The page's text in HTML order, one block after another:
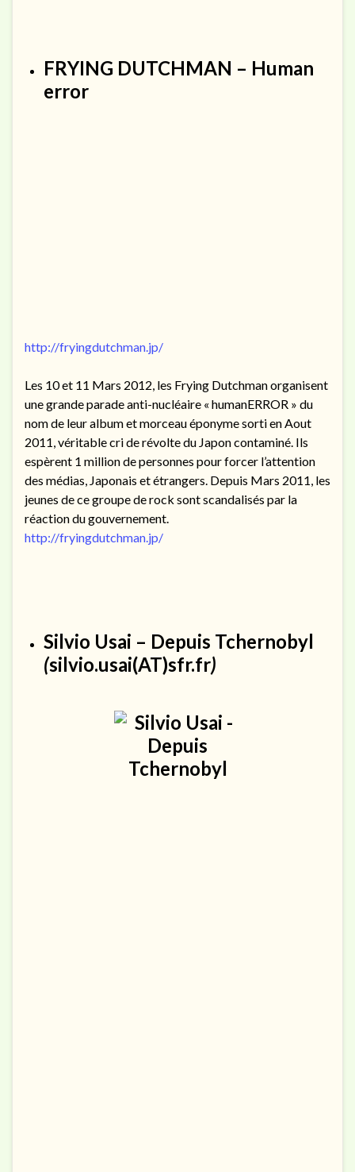
FRYING DUTCHMAN – Human
error
http://fryingdutchman.jp/
Les 10 et 11 Mars 2012, les Frying Dutchman organisent
une grande parade anti-nucléaire « humanERROR » du
nom de leur album et morceau éponyme sorti en Aout
2011, véritable cri de révolte du Japon contaminé. Ils
espèrent 1 million de personnes pour forcer l’attention
des médias, Japonais et étrangers. Depuis Mars 2011, les
jeunes de ce groupe de rock sont scandalisés par la
réaction du gouvernement.
http://fryingdutchman.jp/
Silvio Usai – Depuis Tchernobyl
(silvio.usai(AT)sfr.fr)